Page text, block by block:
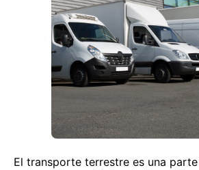
El transporte terrestre es una